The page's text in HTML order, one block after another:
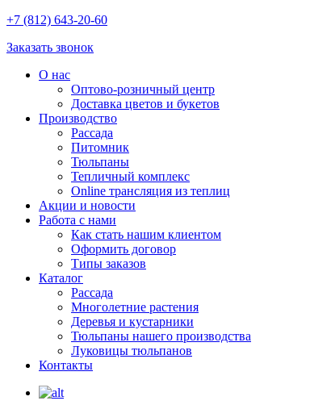
+7 (812) 643-20-60
Заказать звонок
О нас
Оптово-розничный центр
Доставка цветов и букетов
Производство
Рассада
Питомник
Тюльпаны
Тепличный комплекс
Online трансляция из теплиц
Акции и новости
Работа с нами
Как стать нашим клиентом
Оформить договор
Типы заказов
Каталог
Рассада
Многолетние растения
Деревья и кустарники
Тюльпаны нашего производства
Луковицы тюльпанов
Контакты